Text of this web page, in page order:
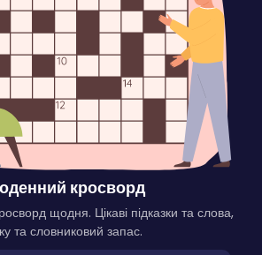
кросворд
щодня. Цікаві підказки та слова,
та словниковий запас.